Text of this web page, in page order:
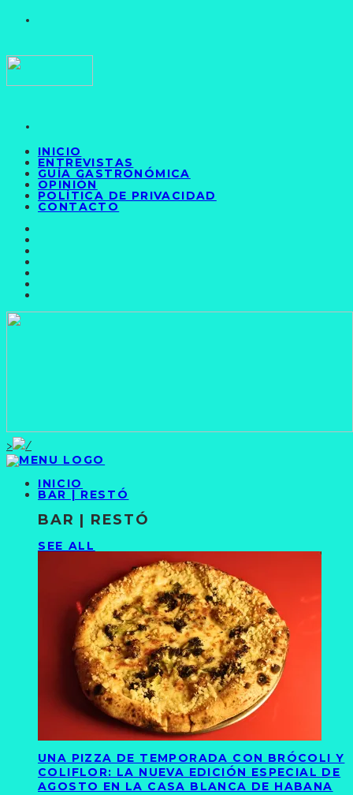
INICIO
ENTREVISTAS
GUÍA GASTRONÓMICA
OPINIÓN
POLÍTICA DE PRIVACIDAD
CONTACTO
>
INICIO
BAR | RESTÓ
BAR | RESTÓ
SEE ALL
UNA PIZZA DE TEMPORADA CON BRÓCOLI Y
COLIFLOR: LA NUEVA EDICIÓN ESPECIAL DE
AGOSTO EN LA CASA BLANCA DE HABANA